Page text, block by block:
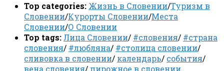
Top categories: Жизнь в Словении/Туризм в
Словении/Курорты Словении/Места
Словении/О Словении
Top tags: Лица Словении/ #словения/ #страна
словения/ #любляна/ #столица словении/
сливовка в словении/ календарь/ события/
вена словения/ пирожное в словении